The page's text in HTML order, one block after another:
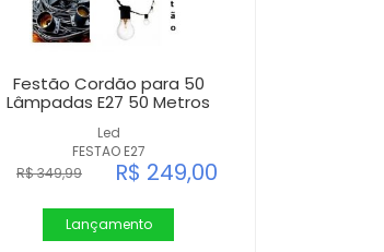
Led
FESTAO E27
Festão Cordão para 50
Lâmpadas E27 50 Metros
R$ 349,99 R$ 249,00
Lançamento